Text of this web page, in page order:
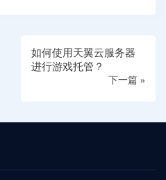
如何使用天翼云服务器
进行游戏托管？
下一篇 »